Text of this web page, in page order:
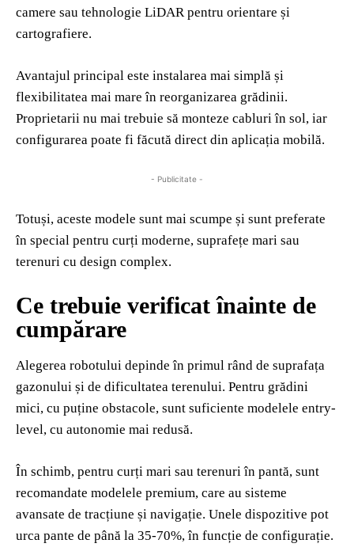
camere sau tehnologie LiDAR pentru orientare și
cartografiere.
Avantajul principal este instalarea mai simplă și
flexibilitatea mai mare în reorganizarea grădinii.
Proprietarii nu mai trebuie să monteze cabluri în sol, iar
configurarea poate fi făcută direct din aplicația mobilă.
- Publicitate -
Totuși, aceste modele sunt mai scumpe și sunt preferate
în special pentru curți moderne, suprafețe mari sau
terenuri cu design complex.
Ce trebuie verificat înainte de
cumpărare
Alegerea robotului depinde în primul rând de suprafața
gazonului și de dificultatea terenului. Pentru grădini
mici, cu puține obstacole, sunt suficiente modelele entry-
level, cu autonomie mai redusă.
În schimb, pentru curți mari sau terenuri în pantă, sunt
recomandate modelele premium, care au sisteme
avansate de tracțiune și navigație. Unele dispozitive pot
urca pante de până la 35-70%, în funcție de configurație.